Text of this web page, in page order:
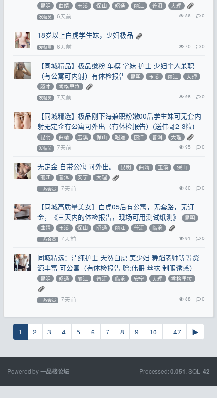
昆明 曲靖 玉溪 保山 昭通 丽江 普洱 大理
发帖员 6天前 86 0
18岁以上白虎学生妹，少妇极品
发帖员 6天前 70 0
【同城精品】极品嫩粉 车模 学妹 护士 少妇个人兼职
（有公寓可内射）有体检报告
昆明 玉溪 丽江
大理
腾冲
香格里拉
发帖员 7天前 98 0
【同城精选】极品刚下海兼职粉嫩00后学生妹可无套内
射无定金有公寓可外出（有体检报告）(送伟哥2-3粒)
昆明 曲靖 玉溪 保山 昭通 丽江 普洱 大理
发帖员 7天前 95 0
无定金 自带公寓 可外出。 昆明 曲靖 玉溪
保山
丽江
普洱 安宁 大理
一品会员 7天前 80 0
【同城高质量美女】白虎05后有公寓，无套路，无订
金，《三天内的体检报告，现场可用测试纸测》
昆明
曲靖
玉溪 保山 昭通 丽江 普洱 临沧
一品会员 7天前 91 0
同城精选：清纯护士 天然白虎 美少妇 舞蹈老师等等资
源丰富 可公寓（有体检报告 赠:伟哥 丝袜 制服诱惑）
昆明 昭通 丽江 普洱 临沧 安宁 大理 香格里拉
一品会员 7天前 88 0
1 2 3 4 5 6 7 8 9 10 ...47 ▶
Powered by一品楼论坛 Processed: 0.051 , SQL: 42